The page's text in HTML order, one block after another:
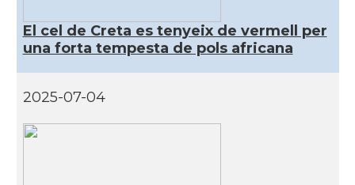
El cel de Creta es tenyeix de vermell per
una forta tempesta de pols africana
2025-07-04